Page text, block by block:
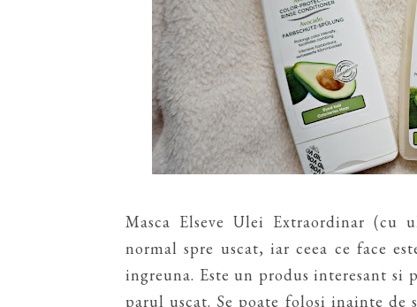
Masca Elseve Ulei Extraordinar
normal spre uscat, iar ceea ce face
ingreuna. Este un produs interesant
parul uscat. Se poate folosi inainte de